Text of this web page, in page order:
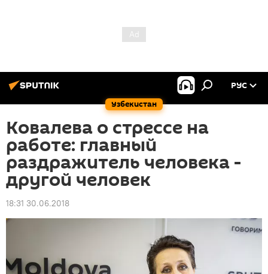
Узбекистан
РУС
Ковалева о стрессе на
работе: главный
раздражитель человека -
другой человек
18:31 30.06.2018